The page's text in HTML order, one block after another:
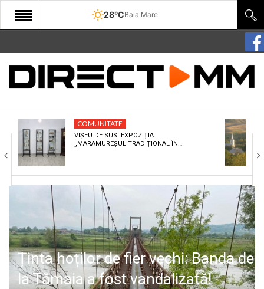
28°CBaia Mare
START
COMUNITATE
CULTURA
ECONOMIE
SANATATE
SPECIAL
POLITIC
LIFE
COMUNITATE
VIȘEU DE SUS: EXPOZIȚIA
„MARAMUREȘUL TRADIȚIONAL ÎN…
Ținta hoților de fier vechi: Banda de
la Tămaia a fost vandalizată!